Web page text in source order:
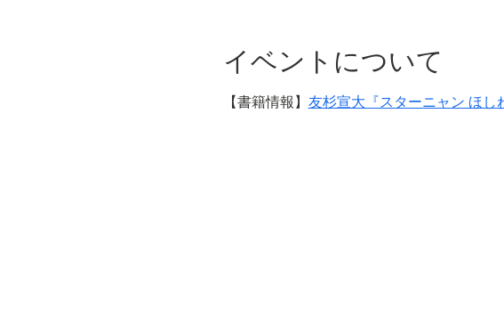
イベントについて
【書籍情報】 友杉宣大『スターニャン ほし